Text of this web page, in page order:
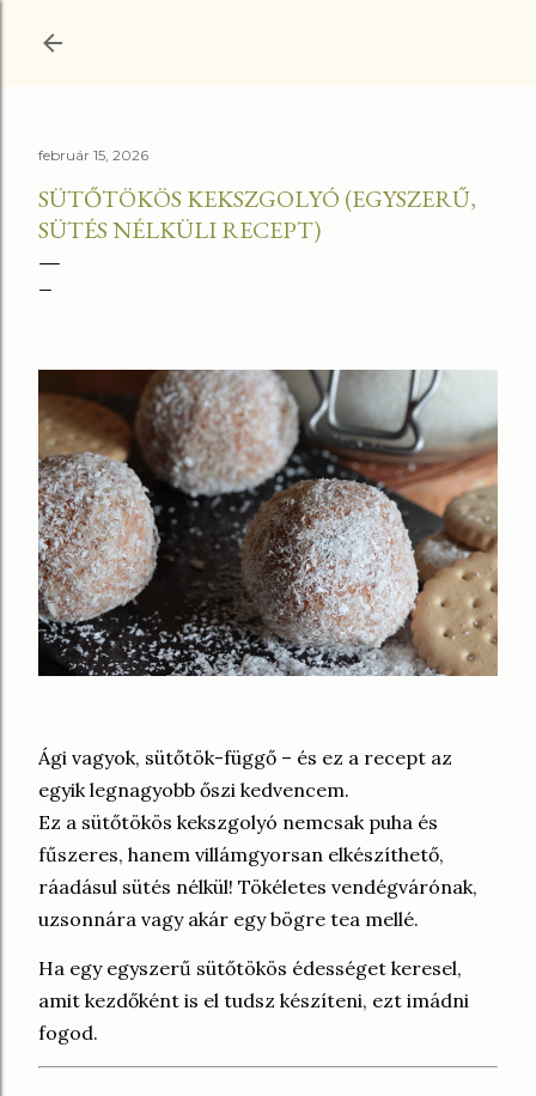
február 15, 2026
SÜTŐTÖKÖS KEKSZGOLYÓ (EGYSZERŰ,
SÜTÉS NÉLKÜLI RECEPT)
Ági vagyok, sütőtök-függő – és ez a recept az
egyik legnagyobb őszi kedvencem.
Ez a sütőtökös kekszgolyó nemcsak puha és
fűszeres, hanem villámgyorsan elkészíthető,
ráadásul sütés nélkül! Tökéletes vendégvárónak,
uzsonnára vagy akár egy bögre tea mellé.
Ha egy egyszerű sütőtökös édességet keresel,
amit kezdőként is el tudsz készíteni, ezt imádni
fogod.